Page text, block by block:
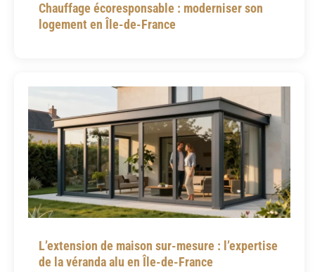
Chauffage écoresponsable : moderniser son
logement en Île-de-France
L’extension de maison sur-mesure : l’expertise
de la véranda alu en Île-de-France